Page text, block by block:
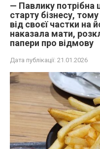
— Павлику потрібна
старту бізнесу,
від своєї частки на
наказала мати,
папери про відмову
Дата публікації: 21.01.2026